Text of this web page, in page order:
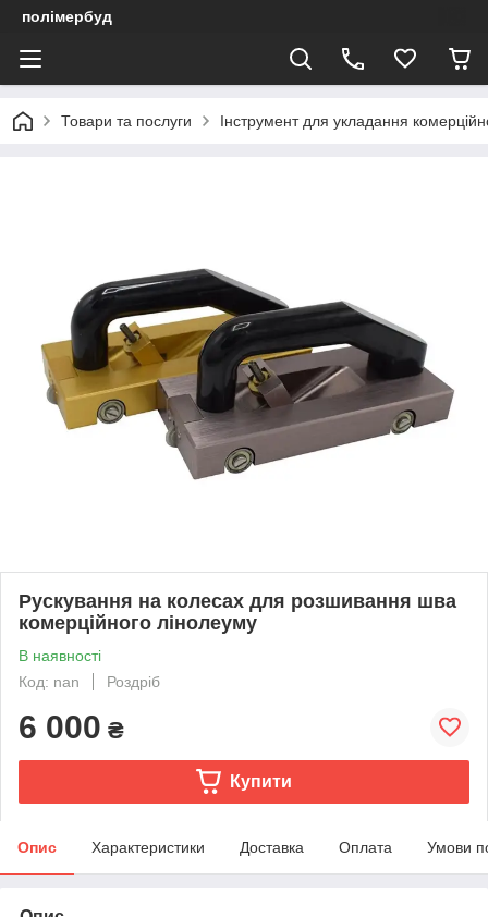
полімербуд
Товари та послуги Інструмент для укладання
Рускування на колесах для розшивання шва
комерційного лінолеуму
В наявності
Код: nan
Роздріб
6 000 ₴
Купити
Опис Характеристики Доставка Оплата Умови